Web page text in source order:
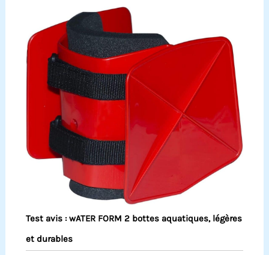
Test avis : wATER FORM 2 bottes aquatiques, légères
et durables